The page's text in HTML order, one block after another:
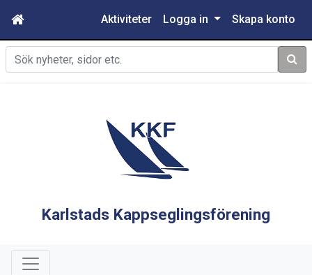
Aktiviteter Logga in Skapa konto
Sök
Karlstads Kappseglingsförening